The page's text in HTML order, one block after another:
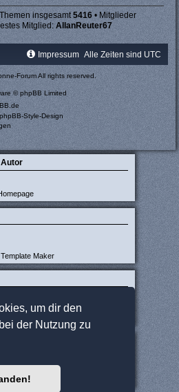
um dir den
der Nutzung zu
insgesamt5416 • Mitglieder
Mitglied: AllanReuter67
Alle Zeiten sind UTC
Impressum
Forum All rights reserved.
© phpBB Limited
phpBB-Style-Design
Autor
Maker